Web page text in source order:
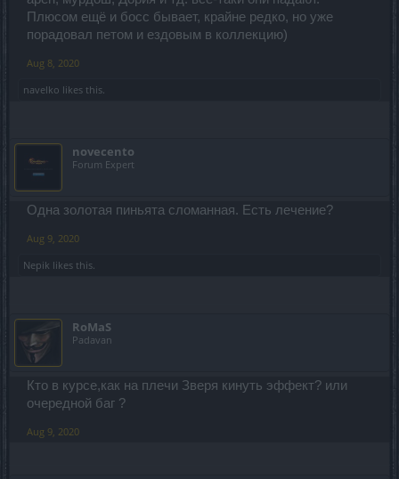
Плюсом ещё и босс бывает, крайне редко, но уже
порадовал петом и ездовым в коллекцию)
Aug 8, 2020
navelko likes this.
novecento
Forum Expert
Одна золотая пиньята сломанная. Есть лечение?
Aug 9, 2020
Nepik likes this.
RoMaS
Padavan
Кто в курсе,как на плечи Зверя кинуть эффект? или
очередной баг ?
Aug 9, 2020